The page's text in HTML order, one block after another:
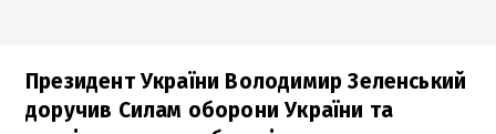
Президент України Володимир Зеленський
доручив Силам оборони України та